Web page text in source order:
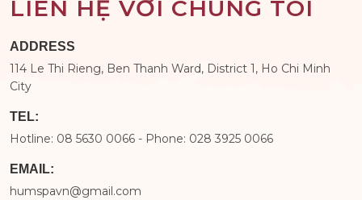
LIÊN HỆ VỚI CHÚNG TÔI
ADDRESS
114 Le Thi Rieng, Ben Thanh Ward, District 1, Ho Chi Minh
City
TEL:
Hotline: 08 5630 0066 - Phone: 028 3925 0066
EMAIL:
humspavn@gmail.com